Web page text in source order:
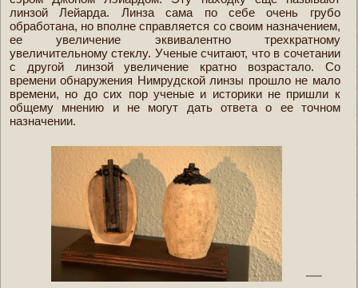
линзой Лейарда. Линза сама по себе очень грубо
обработана, но вполне справляется со своим назначением,
ее увеличение эквивалентно трехкратному
увеличительному стеклу. Ученые считают, что в сочетании
с другой линзой увеличение кратно возрастало. Со
времени обнаружения Нимрудской линзы прошло не мало
времени, но до сих пор ученые и историки не пришли к
общему мнению и не могут дать ответа о ее точном
назначении.